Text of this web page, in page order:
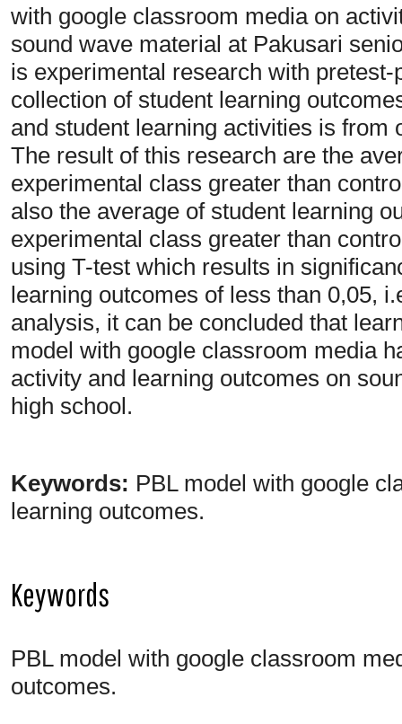
with google classroom media on
sound wave material at Pakusari
is experimental research with
collection of student learning
and student learning activities is
The result of this research are the
experimental class greater than
also the average of student learning
experimental class greater than
using T-test which results in
learning outcomes of less than 0,05,
analysis, it can be concluded that
model with google classroom media
activity and learning outcomes on
high school.
Keywords: PBL model with google
learning outcomes.
Keywords
PBL model with google classroom
outcomes.